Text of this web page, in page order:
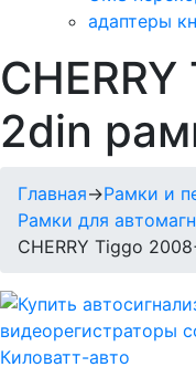
адаптеры
2din
Главная→Рамки и
Рамки для
CHERRY Tiggo